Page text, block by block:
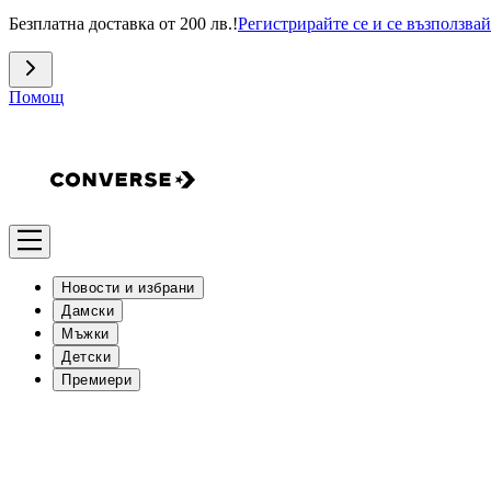
Безплатна доставка от 200 лв.!Регистрирайте се и се
Помощ
Новости и избрани
Дамски
Мъжки
Детски
Премиери